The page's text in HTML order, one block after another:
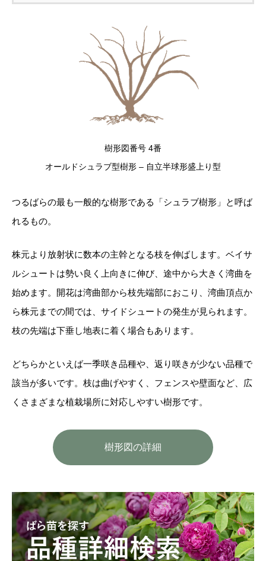
樹形図番号 4番
オールドシュラブ型樹形 – 自立半球形盛上り型
つるばらの最も一般的な樹形である「シュラブ樹形」と呼ば
れるもの。
株元より放射状に数本の主幹となる枝を伸ばします。ベイサ
ルシュートは勢い良く上向きに伸び、途中から大きく湾曲を
始めます。開花は湾曲部から枝先端部におこり、湾曲頂点か
ら株元までの間では、サイドシュートの発生が見られます。
枝の先端は下垂し地表に着く場合もあります。
どちらかといえば一季咲き品種や、返り咲きが少ない品種で
該当が多いです。枝は曲げやすく、フェンスや壁面など、広
くさまざまな植栽場所に対応しやすい樹形です。
樹形図の詳細